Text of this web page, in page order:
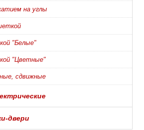
на углы
"Белые"
"Цветные"
сдвижные
двери